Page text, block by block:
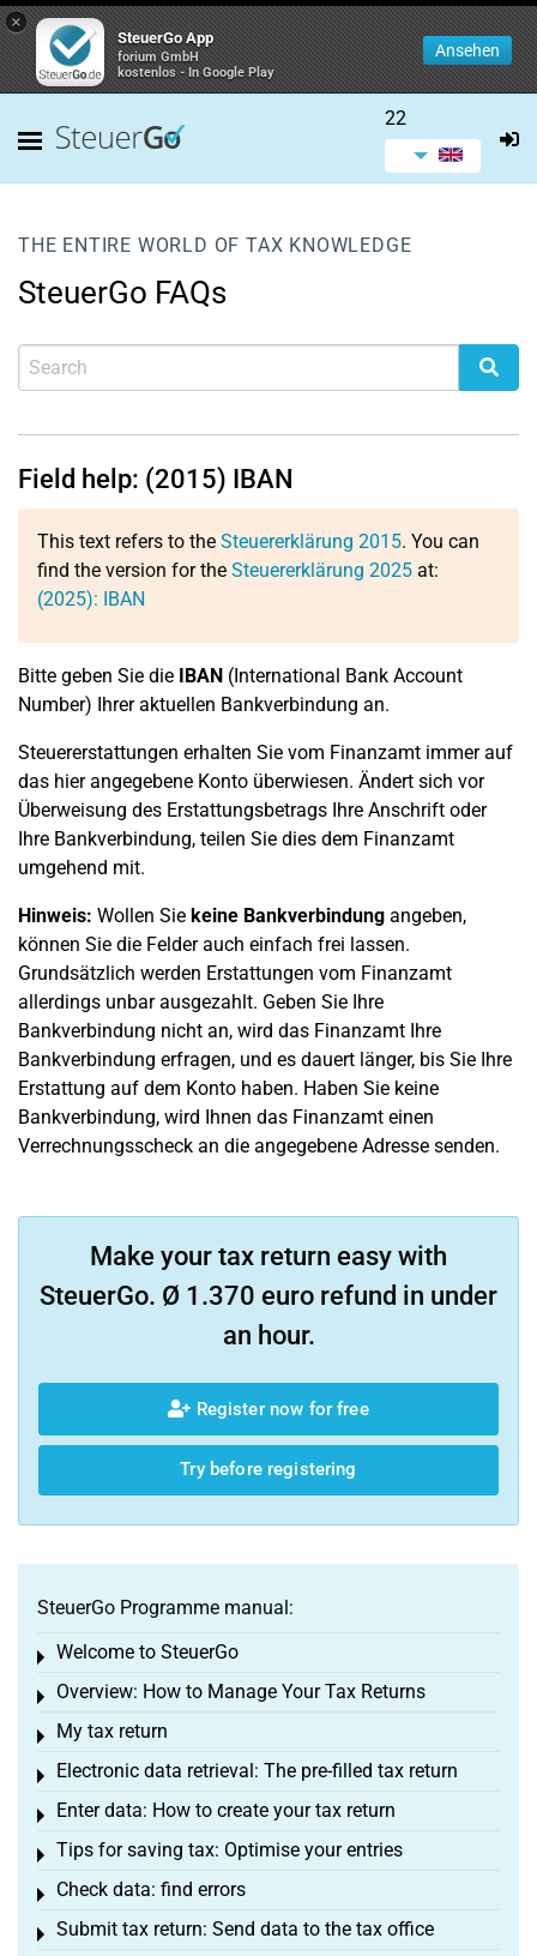
×
SteuerGo App
forium GmbH
kostenlos - In Google Play
Ansehen
22
THE ENTIRE WORLD OF TAX KNOWLEDGE
SteuerGo FAQs
Field help: (2015) IBAN
This text refers to the Steuererklärung 2015. You can
find the version for the Steuererklärung 2025 at:
(2025): IBAN
Bitte geben Sie die IBAN (International Bank Account
Number) Ihrer aktuellen Bankverbindung an.
Steuererstattungen erhalten Sie vom Finanzamt immer auf
das hier angegebene Konto überwiesen. Ändert sich vor
Überweisung des Erstattungsbetrags Ihre Anschrift oder
Ihre Bankverbindung, teilen Sie dies dem Finanzamt
umgehend mit.
Hinweis: Wollen Sie keine Bankverbindung angeben,
können Sie die Felder auch einfach frei lassen.
Grundsätzlich werden Erstattungen vom Finanzamt
allerdings unbar ausgezahlt. Geben Sie Ihre
Bankverbindung nicht an, wird das Finanzamt Ihre
Bankverbindung erfragen, und es dauert länger, bis Sie Ihre
Erstattung auf dem Konto haben. Haben Sie keine
Bankverbindung, wird Ihnen das Finanzamt einen
Verrechnungsscheck an die angegebene Adresse senden.
Make your tax return easy with
SteuerGo. Ø 1.370 euro refund in under
an hour.
Register now for free
Try before registering
SteuerGo Programme manual:
Welcome to SteuerGo
Toggle menu
Overview: How to Manage Your Tax Returns
Toggle menu
My tax return
Toggle menu
Electronic data retrieval: The pre-filled tax return
Toggle menu
Enter data: How to create your tax return
Toggle menu
Tips for saving tax: Optimise your entries
Toggle menu
Check data: find errors
Toggle menu
Submit tax return: Send data to the tax office
Toggle menu